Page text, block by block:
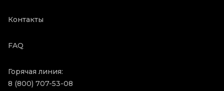
Контакты
FAQ
Горячая линия:
8 (800) 707-53-08